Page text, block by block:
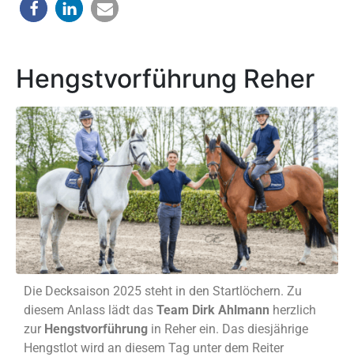
Hengstvorführung Reher
Die Decksaison 2025 steht in den Startlöchern. Zu
diesem Anlass lädt das Team Dirk Ahlmann herzlich
zur Hengstvorführung in Reher ein. Das diesjährige
Hengstlot wird an diesem Tag unter dem Reiter